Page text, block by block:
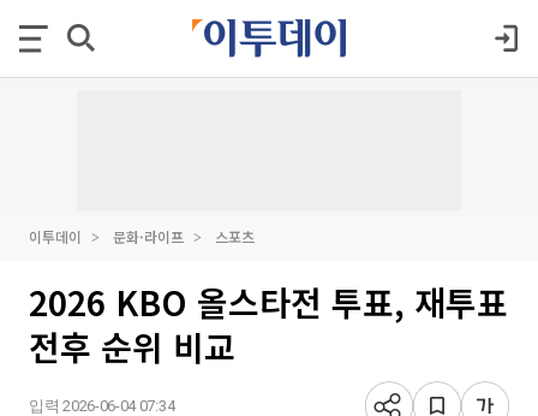
이투데이 문화·라이프 스포츠
2026 KBO 올스타전 투표, 재투표
전후 순위 비교
입력 2026-06-04 07:34